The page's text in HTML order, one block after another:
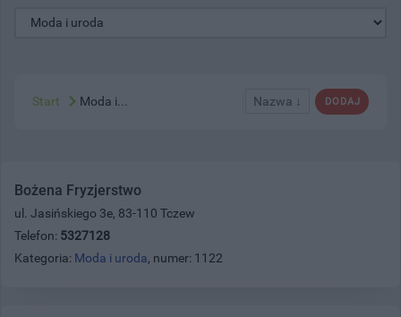
DODAJ
Nazwa ↓
Start Moda i...
Bożena Fryzjerstwo
ul. Jasińskiego 3e, 83-110 Tczew
Telefon: 5327128
Kategoria: Moda i uroda, numer: 1122